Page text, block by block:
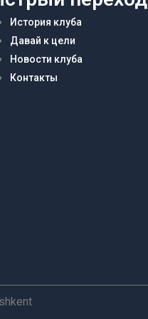
История клуба
Давай к цели
Новости клуба
Контакты